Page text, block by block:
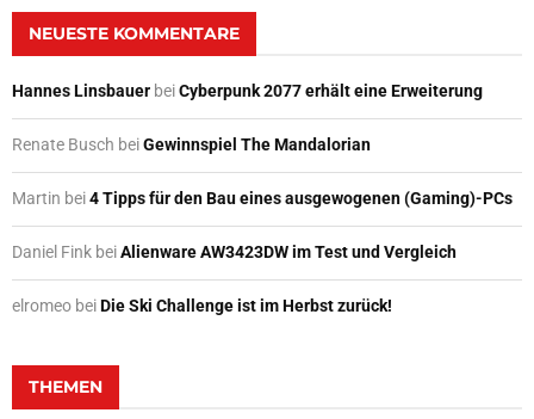
NEUESTE KOMMENTARE
Hannes Linsbauer beiCyberpunk 2077 erhält eine Erweiterung
Renate Busch beiGewinnspiel The Mandalorian
Martin bei4 Tipps für den Bau eines ausgewogenen (Gaming)-PCs
Daniel Fink beiAlienware AW3423DW im Test und Vergleich
elromeo beiDie Ski Challenge ist im Herbst zurück!
THEMEN